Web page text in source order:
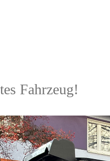
Fahrzeug!